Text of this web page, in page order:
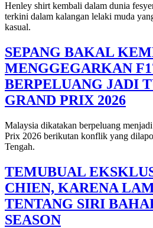
Henley shirt kembali dalam dunia
terkini dalam kalangan lelaki muda
kasual.
SEPANG BAKAL
MENGGEGARKAN
BERPELUANG JADI
GRAND PRIX 2026
Malaysia dikatakan berpeluang
Prix 2026 berikutan konflik yang
Tengah.
TEMUBUAL
CHIEN, KARENA
TENTANG SIRI
SEASON